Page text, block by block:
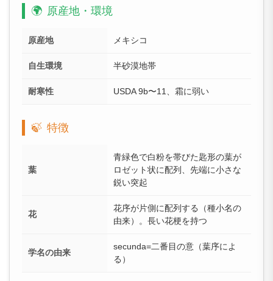
🌍 原産地・環境
原産地 メキシコ
自生環境 半砂漠地帯
耐寒性 USDA 9b〜11、霜に弱い
🍃 特徴
葉
青緑色で白粉を帯びた匙形の葉が
ロゼット状に配列、先端に小さな
鋭い突起
花
花序が片側に配列する（種小名の
由来）。長い花梗を持つ
学名の由来
secunda=二番目の意（葉序によ
る）